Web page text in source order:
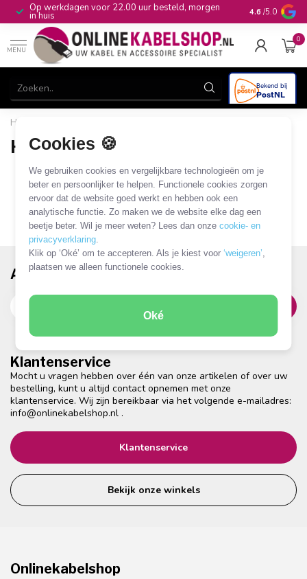
Cookies 🍪
We gebruiken cookies en vergelijkbare technologieën om je
beter en persoonlijker te helpen. Functionele cookies zorgen
ervoor dat de website goed werkt en hebben ook een
analytische functie. Zo maken we de website elke dag een
beetje beter. Wil je meer weten? Lees dan onzecookie- en
privacyverklaring.
Klik op ‘Oké’ om te accepteren. Als je kiest voor‘weigeren’,
plaatsen we alleen functionele cookies.
Oké
uur besteld, morgen 10+jaar productkennis 4.6 /5.0
MENU
0
Home
HDMI - Apple iPod/iPhone/iPad
0 PRODUCTEN
Klantenservice
Mocht u vragen hebben over één van onze artikelen of over uw
bestelling, kunt u altijd contact opnemen met onze
klantenservice. Wij zijn bereikbaar via het volgende e-mailadres:
info@onlinekabelshop.nl .
Klantenservice
Bekijk onze winkels
Abonneer je op onze nieuwsbrief!
Onlinekabelshop